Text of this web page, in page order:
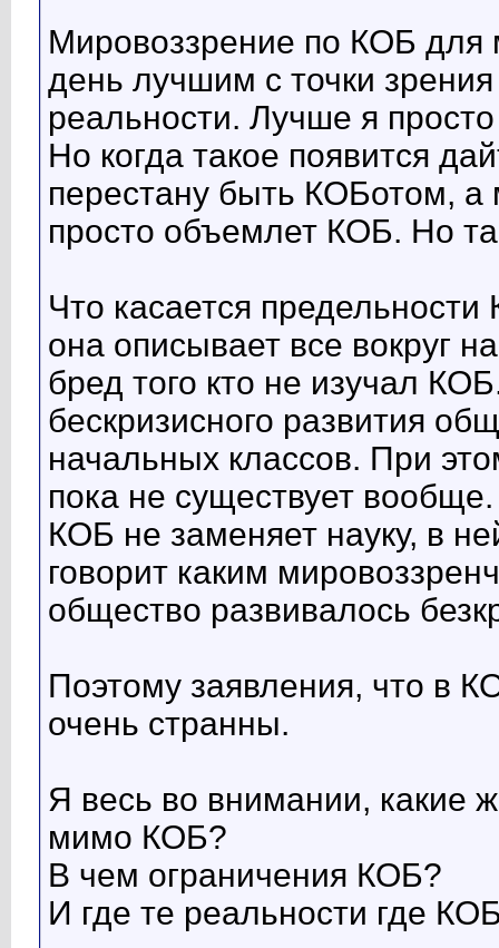
Мировоззрение по КОБ для
день лучшим с точки
реальности. Лучше я
Но когда такое появится
перестану быть КОБотом, а
просто объемлет КОБ. Но
Что касается
она описывает все вокруг
бред того кто не изучал
бескризисного развития
начальных классов. При
пока не существует вообще.
КОБ не заменяет науку, в
говорит каким
общество развивалось
Поэтому заявления, что в
очень странны.
Я весь во внимании, какие
мимо КОБ?
В чем ограничения КОБ?
И где те реальности где